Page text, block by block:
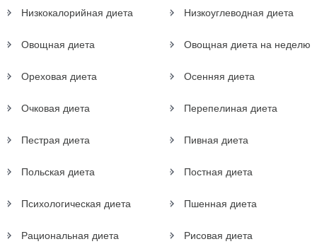
Низкокалорийная диета Низкоуглеводная диета
Овощная диета Овощная диета на неделю
Ореховая диета Осенняя диета
Очковая диета Перепелиная диета
Пестрая диета Пивная диета
Польская диета Постная диета
Психологическая диета Пшенная диета
Рациональная диета Рисовая диета